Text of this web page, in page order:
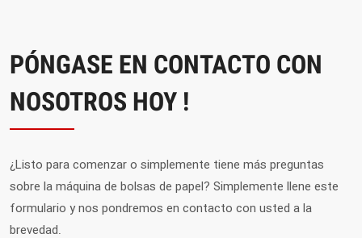
PÓNGASE EN CONTACTO CON
NOSOTROS HOY !
¿Listo para comenzar o simplemente tiene más preguntas
sobre la máquina de bolsas de papel? Simplemente llene este
formulario y nos pondremos en contacto con usted a la
brevedad.